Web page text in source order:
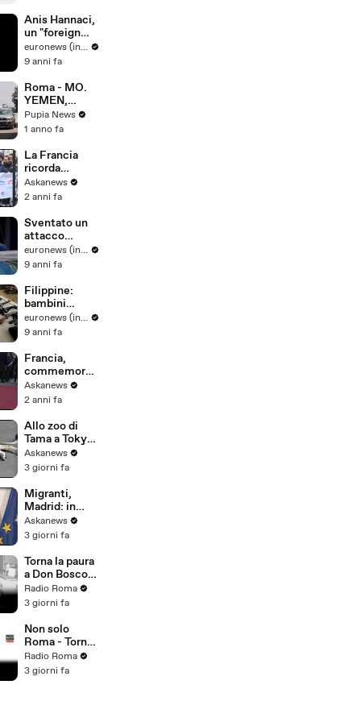
cambia dall'11
agosto
Anis Hannaci,
un "foreign
fighter" a
Ferrara
euronews (in Italiano)
9 anni fa
Roma - MO.
YEMEN,
L'ULTIMO
AEREO A
DISTRUTTO
NEL RAID DI
ISRAELE
(30.05.25)
Pupia News
1 anno fa
La Francia
ricorda
l'attentato
all'hyper
Parigi 10 anni
dopo
Askanews
2 anni fa
Sventato un
attacco
imminente in
Francia: due
Marsiglia
euronews (in Italiano)
9 anni fa
Filippine:
bambini
soldato tra i
miliziani a
euronews (in Italiano)
9 anni fa
Francia,
commemoraz
ione degli
attentati a
anni fa
Askanews
2 anni fa
Allo zoo di
Tama a Tokyo
morte tre
leonesse,
colpo di
calore
Askanews
3 giorni fa
Migranti,
Madrid: in
70mila
rientrati da
Marocco
Askanews
3 giorni fa
Torna la paura
a Don Bosco
dopo la
seconda
"Situazione al
limite,
condomini
salvi per
miracolo"
Radio Roma
3 giorni fa
Non solo
Roma - Torna
la paura a Don
Bosco, bomba
Radio Roma
3 giorni fa